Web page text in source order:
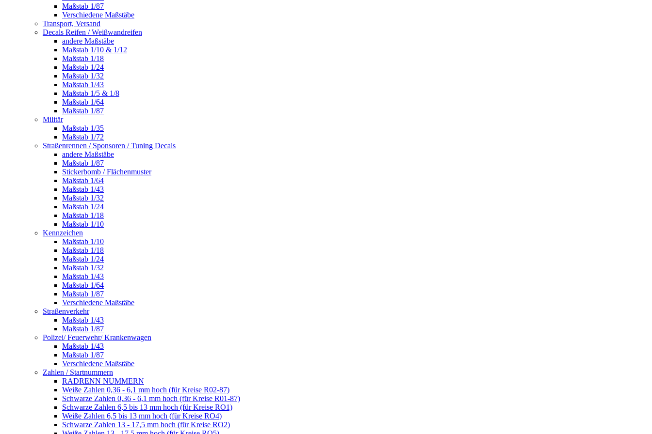
Maßstab 1/87
Verschiedene Maßstäbe
Transport, Versand
Decals Reifen / Weißwandreifen
andere Maßstäbe
Maßstab 1/10 & 1/12
Maßstab 1/18
Maßstab 1/24
Maßstab 1/32
Maßstab 1/43
Maßstab 1/5 & 1/8
Maßstab 1/64
Maßstab 1/87
Militär
Maßstab 1/35
Maßstab 1/72
Straßenrennen / Sponsoren / Tuning Decals
andere Maßstäbe
Maßstab 1/87
Stickerbomb / Flächenmuster
Maßstab 1/64
Maßstab 1/43
Maßstab 1/32
Maßstab 1/24
Maßstab 1/18
Maßstab 1/10
Kennzeichen
Maßstab 1/10
Maßstab 1/18
Maßstab 1/24
Maßstab 1/32
Maßstab 1/43
Maßstab 1/64
Maßstab 1/87
Verschiedene Maßstäbe
Straßenverkehr
Maßstab 1/43
Maßstab 1/87
Polizei/ Feuerwehr/ Krankenwagen
Maßstab 1/43
Maßstab 1/87
Verschiedene Maßstäbe
Zahlen / Startnummern
RADRENN NUMMERN
Weiße Zahlen 0,36 - 6,1 mm hoch (für Kreise R02-87)
Schwarze Zahlen 0,36 - 6,1 mm hoch (für Kreise R01-87)
Schwarze Zahlen 6,5 bis 13 mm hoch (für Kreise RO1)
Weiße Zahlen 6,5 bis 13 mm hoch (für Kreise RO4)
Schwarze Zahlen 13 - 17,5 mm hoch (für Kreise RO2)